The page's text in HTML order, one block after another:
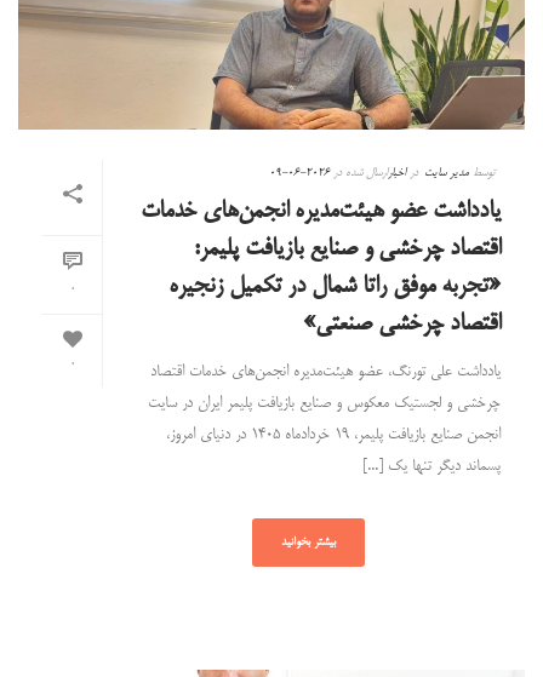
0
0
توسط مدیر سایت دراخبارارسال شده در2026-06-09
یادداشت عضو هیئت‌مدیره انجمن‌های خدمات
اقتصاد چرخشی و صنایع بازیافت پلیمر:
«تجربه موفق راتا شمال در تکمیل زنجیره
اقتصاد چرخشی صنعتی»
یادداشت علی تورنگ، عضو هیئت‌مدیره انجمن‌های خدمات اقتصاد
چرخشی و لجستیک معکوس و صنایع بازیافت پلیمر ایران در سایت
انجمن صنایع بازیافت پلیمر، ۱۹ خردادماه ۱۴۰۵ در دنیای امروز،
پسماند دیگر تنها یک [...]
بیشتر بخوانید